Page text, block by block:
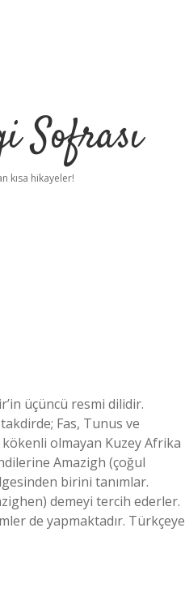
Sofrası
kısa hikayeler!
Fas, Tunus ve
olmayan Kuzey Afrika
Amazigh (çoğul
birini tanımlar.
demeyi tercih ederler.
de yapmaktadır. Türkçeye